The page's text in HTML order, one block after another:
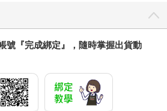
號『完成綁定』，隨時掌握出貨動